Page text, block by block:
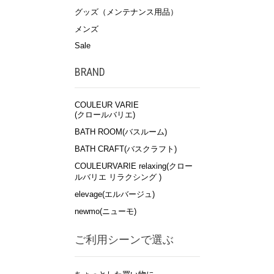
グッズ（メンテナンス用品）
メンズ
Sale
BRAND
COULEUR VARIE
(クロールバリエ)
BATH ROOM(バスルーム)
BATH CRAFT(バスクラフト)
COULEURVARIE relaxing(クロー
ルバリエ リラクシング )
elevage(エルバージュ)
newmo(ニューモ)
ご利用シーンで選ぶ